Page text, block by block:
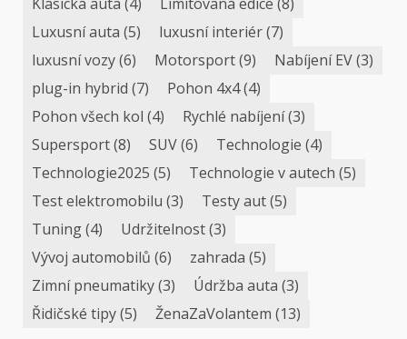
Klasická auta (4) Limitovaná edice (8)
Luxusní auta (5) luxusní interiér(7)
luxusní vozy(6) Motorsport(9) Nabíjení EV(3)
plug-in hybrid (7) Pohon 4x4(4)
Pohon všech kol (4) Rychlé nabíjení(3)
Supersport(8) SUV(6) Technologie (4)
Technologie2025 (5) Technologie v autech (5)
Test elektromobilu (3) Testy aut(5)
Tuning(4) Udržitelnost(3)
Vývoj automobilů (6) zahrada (5)
Zimní pneumatiky(3) Údržba auta (3)
Řidičské tipy(5) ŽenaZaVolantem (13)